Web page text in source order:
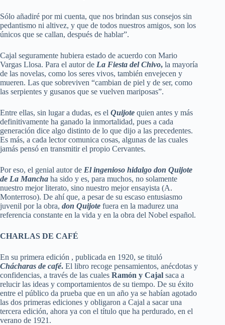
Sólo añadiré por mi cuenta, que nos brindan sus consejos sin
pedantismo ni altivez, y que de todos nuestros amigos, son los
únicos que se callan, después de hablar”.
Cajal seguramente hubiera estado de acuerdo con Mario
Vargas Llosa. Para el autor de La Fiesta del Chivo, la mayoría
de las novelas, como los seres vivos, también envejecen y
mueren. Las que sobreviven “cambian de piel y de ser, como
las serpientes y gusanos que se vuelven mariposas”.
Entre ellas, sin lugar a dudas, es el Quijote quien antes y más
definitivamente ha ganado la inmortalidad, pues a cada
generación dice algo distinto de lo que dijo a las precedentes.
Es más, a cada lector comunica cosas, algunas de las cuales
jamás pensó en transmitir el propio Cervantes.
Por eso, el genial autor de El ingenioso hidalgo don Quijote
de La Mancha ha sido y es, para muchos, no solamente
nuestro mejor literato, sino nuestro mejor ensayista (A.
Monterroso). De ahí que, a pesar de su escaso entusiasmo
juvenil por la obra, don Quijote fuera en la madurez una
referencia constante en la vida y en la obra del Nobel español.
CHARLAS DE CAFÉ
En su primera edición , publicada en 1920, se tituló
Chácharas de café. El libro recoge pensamientos, anécdotas y
confidencias, a través de las cuales Ramón y Cajal saca a
relucir las ideas y comportamientos de su tiempo. De su éxito
entre el público da prueba que en un año ya se habían agotado
las dos primeras ediciones y obligaron a Cajal a sacar una
tercera edición, ahora ya con el título que ha perdurado, en el
verano de 1921.